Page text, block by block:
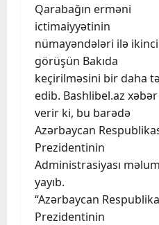
Qarabağın erməni
ictimaiyyətinin
nümayəndələri ilə ikinci
görüşün Bakıda
keçirilməsini bir daha
edib. Bashlibel.az xəbər
verir ki, bu barədə
Azərbaycan
Prezidentinin
Administrasiyası
yayıb.
“Azərbaycan
Prezidentinin